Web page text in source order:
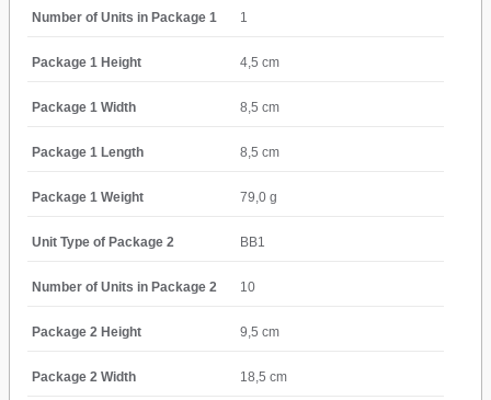
Number of Units in Package 1 1
Package 1 Height 4,5 cm
Package 1 Width 8,5 cm
Package 1 Length 8,5 cm
Package 1 Weight 79,0 g
Unit Type of Package 2 BB1
Number of Units in Package 2 10
Package 2 Height 9,5 cm
Package 2 Width 18,5 cm